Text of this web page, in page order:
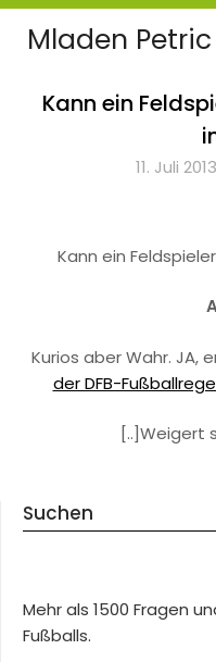
Mladen
Kann ein
11. Juli
Kann ein
Kurios aber Wahr. JA,
der DFB-
[..]Weigert
Suchen
Mehr als 1500 Fragen
Fußballs.